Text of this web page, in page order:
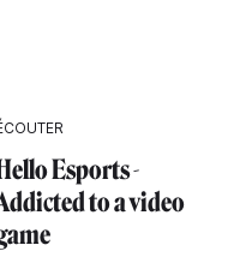
Esports -
to a video